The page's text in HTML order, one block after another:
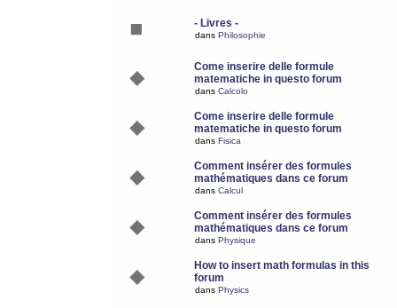
- Livres -
dans Philosophie
Come inserire delle formule
matematiche in questo forum
dans Calcolo
Come inserire delle formule
matematiche in questo forum
dans Fisica
Comment insérer des formules
mathématiques dans ce forum
dans Calcul
Comment insérer des formules
mathématiques dans ce forum
dans Physique
How to insert math formulas in this
forum
dans Physics